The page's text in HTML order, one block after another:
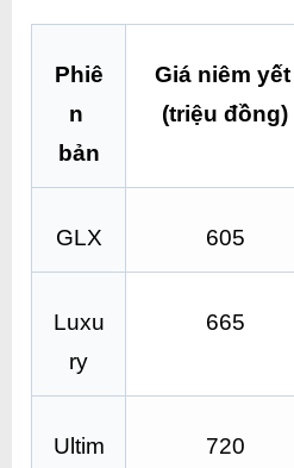
Phiê
n
bản
Giá niêm yết
(triệu đồng)
GLX 605
Luxu
ry
665
Ultim 720